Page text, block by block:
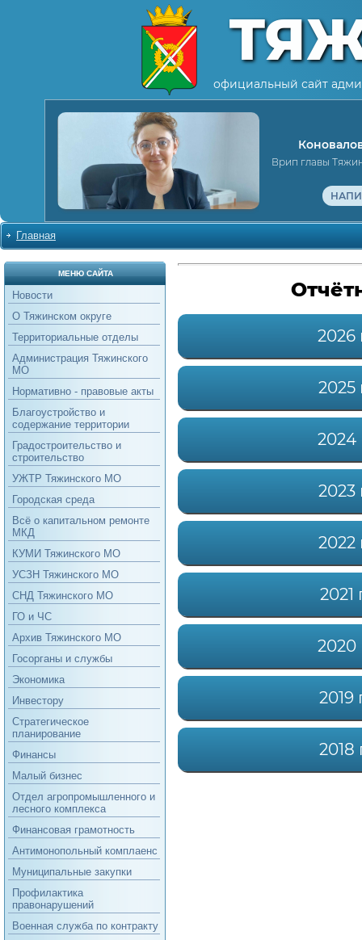
официальный сайт
Врип главы
Главная
МЕНЮ САЙТА
Новости
О Тяжинском округе
Территориальные отделы
Администрация Тяжинского
МО
Нормативно - правовые акты
Благоустройство и
содержание территории
Градостроительство и
строительство
УЖТР Тяжинского МО
Городская среда
Всё о капитальном ремонте
МКД
КУМИ Тяжинского МО
УСЗН Тяжинского МО
СНД Тяжинского МО
ГО и ЧС
Архив Тяжинского МО
Госорганы и службы
Экономика
Инвестору
Стратегическое
планирование
Финансы
Малый бизнес
Отдел агропромышленного и
лесного комплекса
Финансовая грамотность
Антимонопольный комплаенс
Муниципальные закупки
Профилактика
правонарушений
Военная служба по контракту
2026
2025
2024
2023
2022
2021
2020
2019
2018